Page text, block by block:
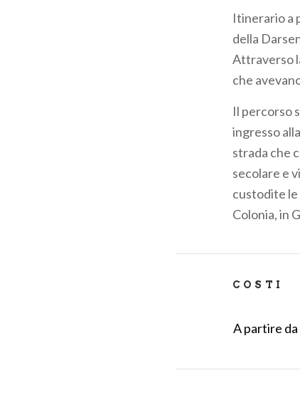
Itinerario a
della
Attraverso
che
Il percorso
ingresso
strada che
secolare e
custodite le
Colonia, in
COSTI
A partire da